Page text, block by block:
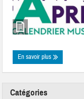
En savoir plus
Catégories